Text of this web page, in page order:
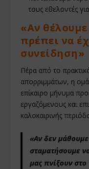
τους εθελοντές
«Αν
πρέπει να
συνείδηση»
Πέρα από το
απορριμμάτων, η
επίκαιρο μήνυμα
εργαζόμενους και
καλοκαιρινής
«Αν δεν
σταματήσουμε
μας πνίξουν